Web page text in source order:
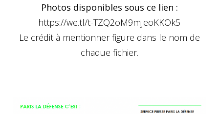
Photos disponibles sous ce lien :
https://we.tl/t-TZQ2oM9mJeoKKOk5
Le crédit à mentionner figure dans le nom de
chaque fichier.